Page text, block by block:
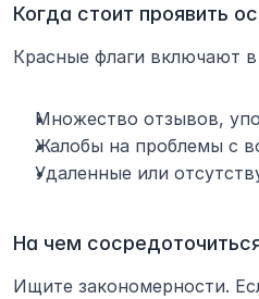
Когда стоит проявить
Красные флаги включают в
Множество отзывов,
Жалобы на проблемы с
Удаленные или
На чем
Ищите закономерности.